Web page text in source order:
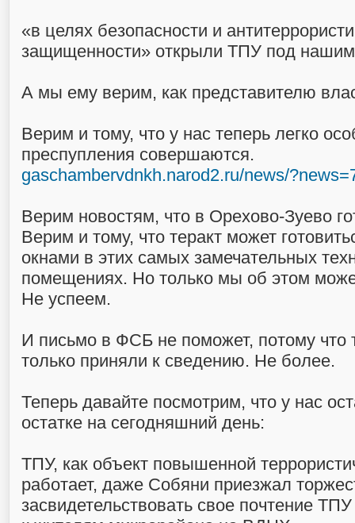
«в целях безопасности и
защищенности» открыли ТПУ под
А мы ему верим, как представителю
Верим и тому, что у нас теперь легко
преспупления совершаются.
gaschambervdnkh.narod2.ru/news/
Верим новостям, что в Орехово-Зуево
Верим и тому, что теракт может
окнами в этих самых замечательных
помещениях. Но только мы об этом
Не успеем.
И письмо в ФСБ не поможет, потому что
только приняли к сведению. Не более.
Теперь давайте посмотрим, что у нас
остатке на сегодняшний день:
ТПУ, как объект повышенной
работает, даже Собяни приезжал
засвидетельствовать свое почтение